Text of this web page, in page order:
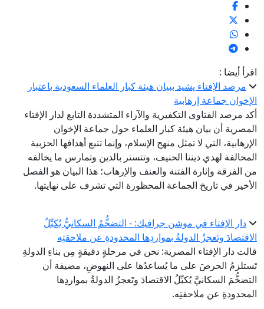
اقرأ أيضا :
مرصد الإفتاء يشيد ببيان هيئة كبار العلماء السعودية باعتبار
الإخوان جماعة إرهابية
أكد مرصد الفتاوى التكفيرية والآراء المتشددة التابع لدار الإفتاء
المصرية أن بيان هيئة كبار العلماء حول جماعة الإخوان
الإرهابية، التي لا تمثل منهج الإسلام، وإنما تتبع أهدافها الحزبية
المخالفة لهدي ديننا الحنيف، وتتستر بالدين وتمارس ما يخالفه
من الفرقة وإثارة الفتنة والعنف والإرهاب؛ هذا البيان هو الفصل
الأخير في تاريخ الجماعة المحظورة التي تشرف على نهايتها.
دار الإفتاء في موشن جرافيك: - التضخُّمُ السكانيُّ يُكبِّلُ
الاقتصادَ وتَعجزُ الدولةُ بمواردِها المحدودةِ عن ملاحقتِه
قالت دار الإفتاء المصرية: نحن في مرحلةٍ دقيقةٍ مِن بناءِ الدولةِ
تَستلزمُ الحرصَ على ما يُساعدُها على النهوضِ، مضيفة أن
التضخُّمَ السكانيَّ يُكبِّلُ الاقتصادَ وتَعجزُ الدولةُ بمواردِها
المحدودةِ عن ملاحقتِه.